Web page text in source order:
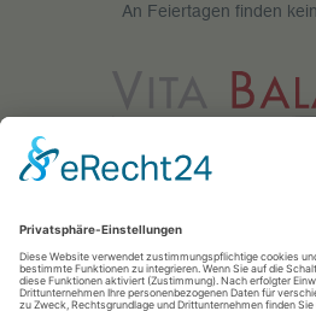
An Feiertagen finden
Meerfeldstr.
68163